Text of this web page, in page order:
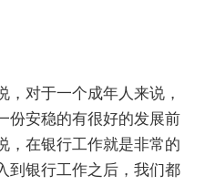
，对于一个成年人来说，
份安稳的有很好的发展前
，在银行工作就是非常的
到银行工作之后，我们都